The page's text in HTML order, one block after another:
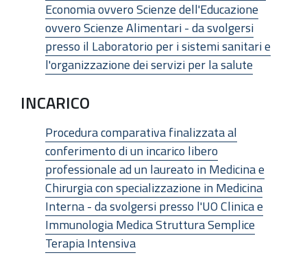
Economia ovvero Scienze dell'Educazione
ovvero Scienze Alimentari - da svolgersi
presso il Laboratorio per i sistemi sanitari e
l'organizzazione dei servizi per la salute
INCARICO
Procedura comparativa finalizzata al
conferimento di un incarico libero
professionale ad un laureato in Medicina e
Chirurgia con specializzazione in Medicina
Interna - da svolgersi presso l'UO Clinica e
Immunologia Medica Struttura Semplice
Terapia Intensiva